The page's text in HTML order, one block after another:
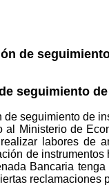
de
seguimiento
de seguimiento de
al Ministerio de
labores de
de
Bancaria
reclamaciones